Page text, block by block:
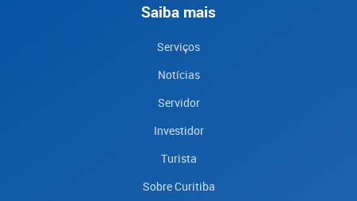
Saiba mais
Serviços
Notícias
Servidor
Investidor
Turista
Sobre Curitiba